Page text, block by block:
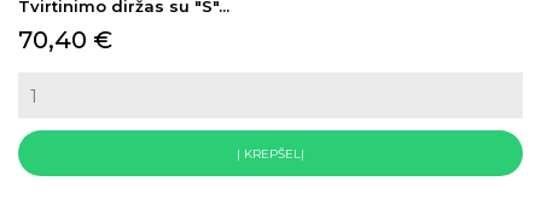
Tvirtinimo diržas su "S"...
Kaina
70,40 €
Į KREPŠELĮ